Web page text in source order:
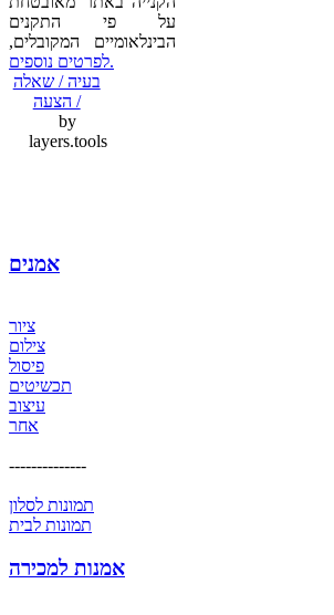
על פי התקנים
הבינלאומיים המקובלים,
לפרטים נוספים.
בעיה / שאלה
/ הצעה
by
layers.tools
אמנים
ציור
צילום
פיסול
תכשיטים
עיצוב
אחר
--------------
תמונות לסלון
תמונות לבית
אמנות למכירה